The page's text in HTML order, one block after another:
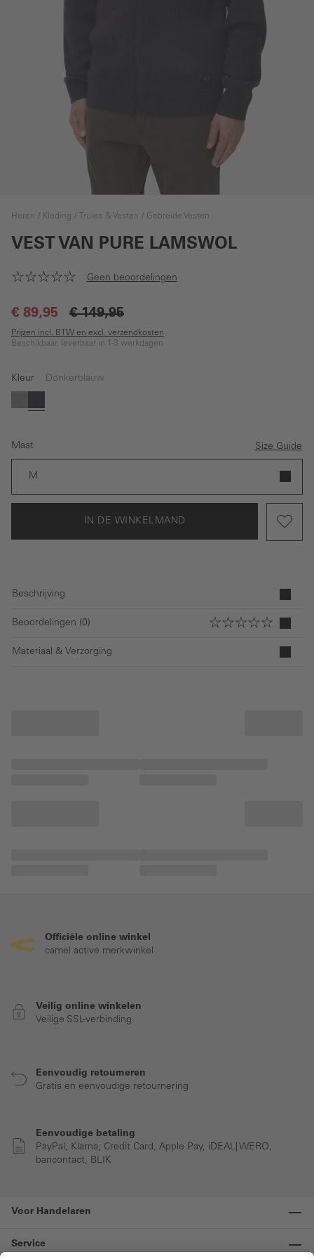
Heren Kleding Truien & Vesten Gebreide Vesten
VEST VAN PURE LAMSWOL
Geen beoordelingen
€ 89,95 € 149,95
Prijzen incl. BTW en excl. verzendkosten
Beschikbaar, leverbaar in 1-3 werkdagen
Kleur Donkerblauw
GrijsDonkerblauw
Maat Size Guide
M
IN DE WINKELMAND
Beschrijving
Beoordelingen (0)
Materiaal & Verzorging
Officiële online winkel
camel active merkwinkel
Veilig online winkelen
Veilige SSL-verbinding
Eenvoudig retourneren
Gratis en eenvoudige retournering
Eenvoudige betaling
PayPal, Klarna, Credit Card, Apple Pay, iDEAL| WERO,
bancontact, BLIK
Voor Handelaren
Service